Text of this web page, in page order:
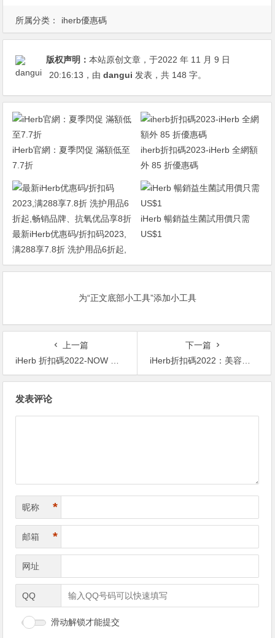
所属分类： iherb優惠碼
版权声明：本站原创文章，于2022 年 11 月 9 日
20:16:13 ，由dangui 发表，共 148 字。
iHerb官網：夏季閃促 滿額低至
7.7折
iherb折扣碼2023-iHerb 全網額
外 85 折優惠碼
最新iHerb优惠码/折扣码2023,
满288享7.8折 洗护用品6折起,
畅销品牌、抗氧优品享8折
iHerb 暢銷益生菌試用價只需
US$1
为“正文底部小工具”添加小工具
上一篇
iHerb 折扣碼2022-NOW Foods 保健專場 無門檻7.4折+滿額順豐免郵
下一篇
iHerb折扣碼2022：美容美妝專場 好價入優色林、RapidLash等 無門檻7折+滿額順豐直郵
发表评论
昵称 *
邮箱 *
网址
QQ
滑动解锁才能提交